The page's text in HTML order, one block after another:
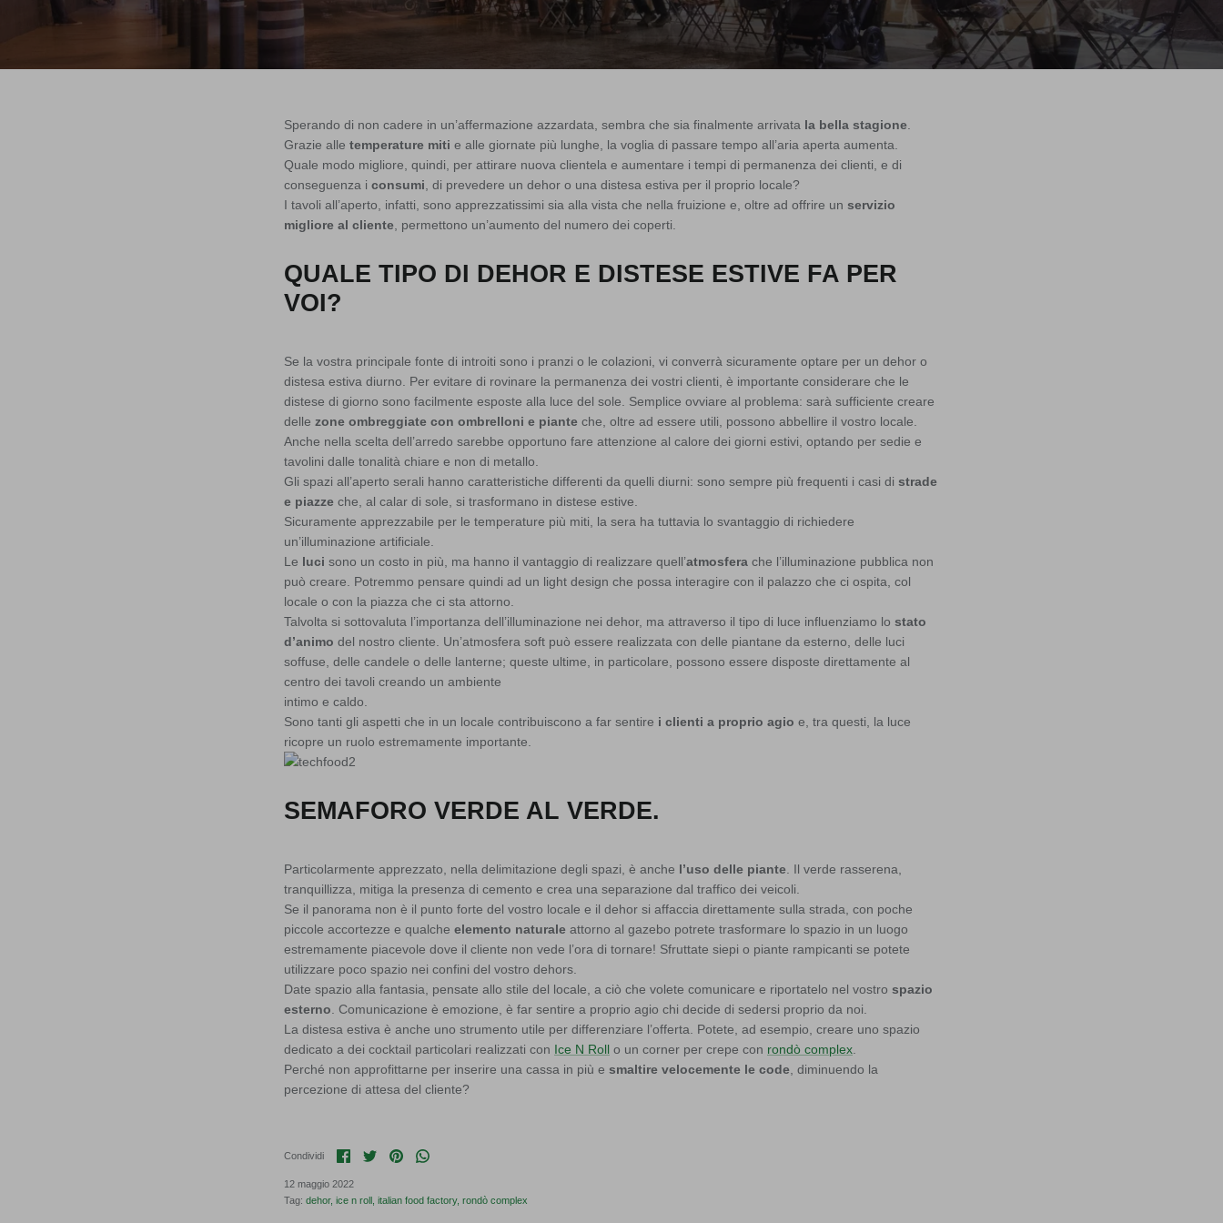
Sperando di non cadere in un’affermazione azzardata, sembra che sia finalmente arrivata la bella stagione
Grazie alle temperature miti e alle giornate più lunghe, la voglia di passare tempo all’aria aperta aumenta.
Quale modo migliore, quindi, per attirare nuova clientela e aumentare i tempi di permanenza dei clienti, e di
conseguenza i consumi , di prevedere un dehor o una distesa estiva per il proprio locale?
I tavoli all’aperto, infatti, sono apprezzatissimi sia alla vista che nella fruizione e, oltre ad offrire un servizio
migliore al cliente , permettono un’aumento del numero dei coperti.
QUALE TIPO DI DEHOR E DISTESE ESTIVE FA PER
VOI?
Se la vostra principale fonte di introiti sono i pranzi o le colazioni, vi converrà sicuramente optare per un dehor o
distesa estiva diurno. Per evitare di rovinare la permanenza dei vostri clienti, è importante considerare che le
distese di giorno sono facilmente esposte alla luce del sole. Semplice ovviare al problema: sarà sufficiente creare
delle zone ombreggiate con ombrelloni e piante che, oltre ad essere utili, possono abbellire il vostro locale.
Anche nella scelta dell’arredo sarebbe opportuno fare attenzione al calore dei giorni estivi, optando per sedie e
tavolini dalle tonalità chiare e non di metallo.
Gli spazi all’aperto serali hanno caratteristiche differenti da quelli diurni: sono sempre più frequenti i casi di strade
e piazze che, al calar di sole, si trasformano in distese estive.
Sicuramente apprezzabile per le temperature più miti, la sera ha tuttavia lo svantaggio di richiedere
un’illuminazione artificiale.
Le luci sono un costo in più, ma hanno il vantaggio di realizzare quell’atmosfera che l’illuminazione pubblica non
può creare. Potremmo pensare quindi ad un light design che possa interagire con il palazzo che ci ospita, col
locale o con la piazza che ci sta attorno.
Talvolta si sottovaluta l’importanza dell’illuminazione nei dehor, ma attraverso il tipo di luce influenziamo lo stato
d’animo del nostro cliente. Un’atmosfera soft può essere realizzata con delle piantane da esterno, delle luci
soffuse, delle candele o delle lanterne; queste ultime, in particolare, possono essere disposte direttamente al
centro dei tavoli creando un ambiente
intimo e caldo.
Sono tanti gli aspetti che in un locale contribuiscono a far sentire i clienti a proprio agio e, tra questi, la luce
ricopre un ruolo estremamente importante.
SEMAFORO VERDE AL VERDE.
Particolarmente apprezzato, nella delimitazione degli spazi, è anche l’uso delle piante . Il verde rasserena,
tranquillizza, mitiga la presenza di cemento e crea una separazione dal traffico dei veicoli.
Se il panorama non è il punto forte del vostro locale e il dehor si affaccia direttamente sulla strada, con poche
piccole accortezze e qualche elemento naturale attorno al gazebo potrete trasformare lo spazio in un luogo
estremamente piacevole dove il cliente non vede l’ora di tornare! Sfruttate siepi o piante rampicanti se potete
utilizzare poco spazio nei confini del vostro dehors.
Date spazio alla fantasia, pensate allo stile del locale, a ciò che volete comunicare e riportatelo nel vostro spazio
esterno . Comunicazione è emozione, è far sentire a proprio agio chi decide di sedersi proprio da noi.
La distesa estiva è anche uno strumento utile per differenziare l’offerta. Potete, ad esempio, creare uno spazio
dedicato a dei cocktail particolari realizzati con Ice N Roll o un corner per crepe con rondò complex
Perché non approfittarne per inserire una cassa in più e smaltire velocemente le code , diminuendo la
percezione di attesa del cliente?
Condividi Condividi su Facebook
Condividi su Twitter
Condividi su Pinterest
Translation missing: it.general.social.share_on_whatsapp
12 maggio 2022
Tag: dehor ice n roll italian food factory rondò complex